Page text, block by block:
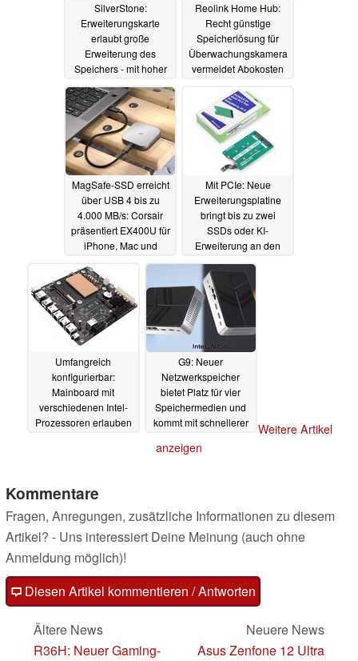
SilverStone:
Erweiterungskarte
erlaubt große
Erweiterung des
Speichers - mit hoher
Performance26.01.2025
Reolink Home Hub:
Recht günstige
Speicherlösung für
Überwachungskamera
vermeidet Abokosten
Privatsphäre26.01.2025
MagSafe-SSD erreicht
über USB 4 bis zu
4.000 MB/s: Corsair
präsentiert EX400U für
iPhone, Mac und
23.01.2025
Mit PCIe: Neue
Erweiterungsplatine
bringt bis zu zwei
SSDs oder KI-
Erweiterung an den
Raspberry Pi23.01.2025
Umfangreich
konfigurierbar:
Mainboard mit
verschiedenen Intel-
Prozessoren erlauben
G9: Neuer
Netzwerkspeicher
bietet Platz für vier
Speichermedien und
kommt mit schnellerer
15.01.2025
Weitere Artikel
anzeigen
Kommentare
Fragen, Anregungen, zusätzliche Informationen zu diesem
Artikel? - Uns interessiert Deine Meinung (auch ohne
Anmeldung möglich)!
Diesen Artikel kommentieren / Antworten
Ältere News
R36H: Neuer Gaming-
Neuere News
Asus Zenfone 12 Ultra